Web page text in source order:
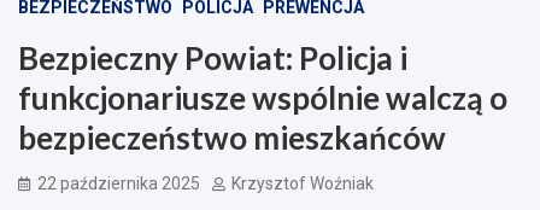
BEZPIECZEŃSTWO POLICJA PREWENCJA
Bezpieczny Powiat: Policja i
funkcjonariusze wspólnie walczą o
bezpieczeństwo mieszkańców
22 października 2025 Krzysztof Woźniak